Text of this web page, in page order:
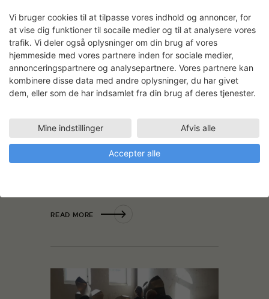
Michael Madsen og
Jonathan M. Houser: Search
08.05.2019 Billedkunst, Visual Arts
Den ene er arkitekt, den anden
for dem begge er deres poetisketakepå
egen faglighed, og sammen har de på
SVK skabt ideen til et fremtidsrum til en
interaktiv installation på Louisianas
READ MORE
Vi bruger cookies til at tilpasse vores indhold og annoncer, for
at vise dig funktioner til socaile medier og til at analysere vores
trafik. Vi deler også oplysninger om din brug af vores
hjemmeside med vores partnere inden for sociale medier,
annonceringspartnere og analysepartnere. Vores partnere kan
kombinere disse data med andre oplysninger, du har givet
dem, eller som de har indsamlet fra din brug af deres tjenester.
Mine indstillinger Afvis alle
Accepter alle